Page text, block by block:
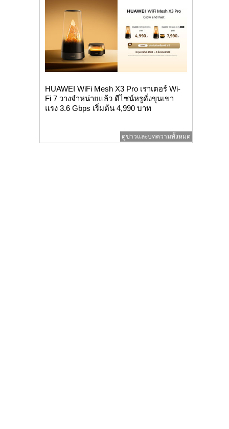
HUAWEI WiFi Mesh X3 Pro เราเตอร์ Wi-
Fi 7 วางจำหน่ายแล้ว ดีไซน์หรูดั่งขุนเขา
แรง 3.6 Gbps เริ่มต้น 4,990 บาท
ดูข่าวและบทความทั้งหมด